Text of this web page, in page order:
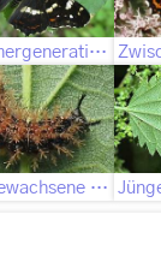
Sommergeneration = f. prorsa (Linnaeus, 1758)
Ausgewachsene Raupe